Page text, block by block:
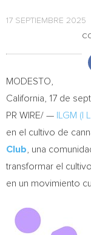
17 SEPTIEMBRE 2025
MODESTO,
California
17 de
PR WIRE/ —
ILGM
en el cultivo de
Club , una
transformar el
en un movimiento